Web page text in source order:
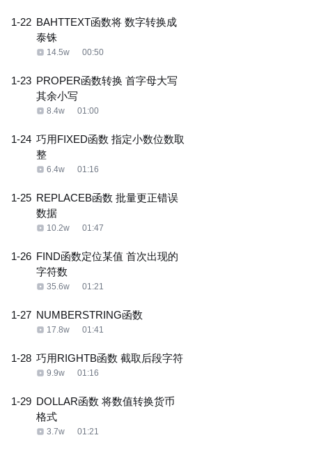
1-22 BAHTTEXT函数将 数字转换成
泰铢
14.5w 00:50
1-23 PROPER函数转换 首字母大写
其余小写
8.4w 01:00
1-24 巧用FIXED函数 指定小数位数取
整
6.4w 01:16
1-25 REPLACEB函数 批量更正错误
数据
10.2w 01:47
1-26 FIND函数定位某值 首次出现的
字符数
35.6w 01:21
1-27 NUMBERSTRING函数
17.8w 01:41
1-28 巧用RIGHTB函数 截取后段字符
9.9w 01:16
1-29 DOLLAR函数 将数值转换货币
格式
3.7w 01:21